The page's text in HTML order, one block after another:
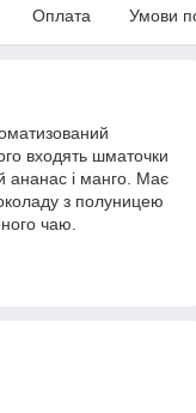
Оплата Умови
входять шматочки
ананас і манго. Має
з полуницею
чаю.